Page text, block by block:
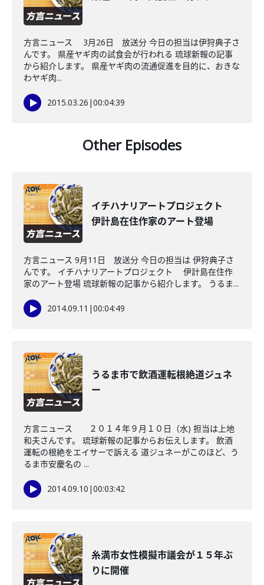
方言ニュース 3月26日 放送分 今日の担当は伊狩典子さ
んです。 県産ヤギ肉の試食会が行われる 琉球新報の記事
から紹介します。 県産ヤギ肉の流通促進を目的に、おきな
わヤギ肉...
2015.03.26 |00:04:39
Other Episodes
イチハナリアートプロジェクト
伊計島在住作家のアート登場
方言ニュース 9月11日 放送分 今日の担当は 伊狩典子さ
んです。 イチハナリアートプロジェクト 伊計島在住作
家のアート登場 琉球新報の記事から紹介します。 うるま...
2014.09.11 |00:04:49
うるま市で飲酒運転根絶道ジュネ
ー
方言ニュース ２０１４年９月１０日（水) 担当は上地
和夫さんです。 琉球新報の記事からお伝えします。 飲酒
運転の根絶をエイサーで訴える 道ジュネーがこのほど、う
るま市安慶名の ...
2014.09.10 |00:03:42
糸満市女性模擬市議会が１５年ぶ
りに開催